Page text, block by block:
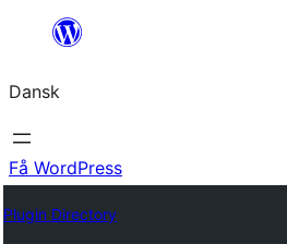
Spring
indhold
Dansk
Få WordPress
Plugin Directory